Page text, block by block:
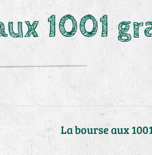
1001
La bourse aux